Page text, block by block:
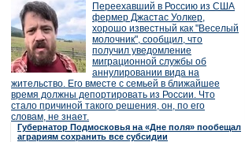
Переехавший в Россию из США
фермер Джастас Уолкер,
хорошо известный как "Веселый
молочник", сообщил, что
получил уведомление
миграционной службы об
аннулировании вида на
жительство. Его вместе с семьей в ближайшее
время должны депортировать из России. Что
стало причиной такого решения, он, по его
словам, не знает.
Губернатор Подмосковья на «Дне поля» пообещал
аграриям сохранить все субсидии